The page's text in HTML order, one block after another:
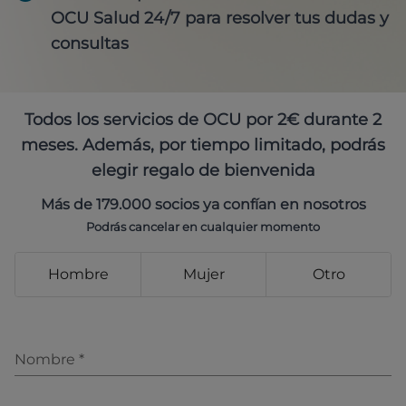
OCU Salud 24/7 para resolver tus dudas y
consultas
Todos los servicios de OCU por 2€ durante 2
meses. Además, por tiempo limitado, podrás
elegir regalo de bienvenida
Más de 179.000 socios ya confían en nosotros
Podrás cancelar en cualquier momento
Hombre Mujer Otro
Nombre *